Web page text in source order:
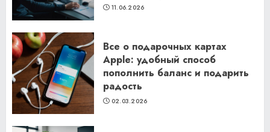
11.06.2026
Все о подарочных картах
Apple: удобный способ
пополнить баланс и подарить
радость
02.03.2026